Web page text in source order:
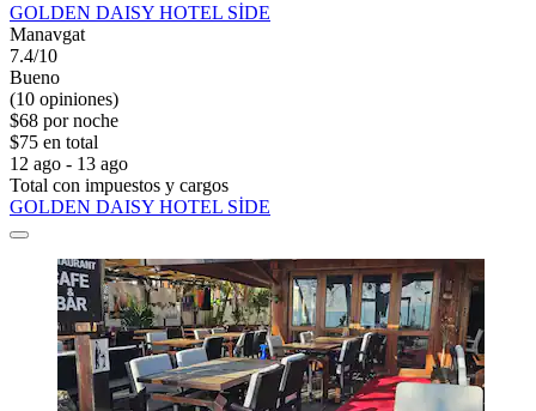
GOLDEN DAISY HOTEL SİDE
Manavgat
7.4/10
Bueno
(10 opiniones)
$68 por noche
$75 en total
12 ago - 13 ago
Total con impuestos y cargos
GOLDEN DAISY HOTEL SİDE